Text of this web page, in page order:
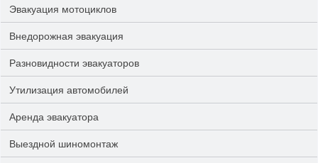
Эвакуация мотоциклов
Внедорожная эвакуация
Разновидности эвакуаторов
Утилизация автомобилей
Аренда эвакуатора
Выездной шиномонтаж